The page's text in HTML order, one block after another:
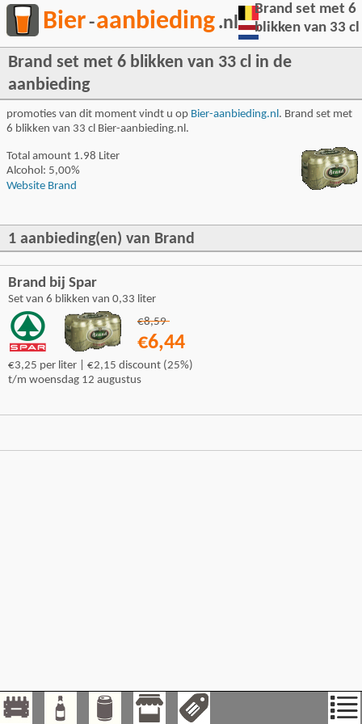
Bier-aanbieding .nl
Brand set met 6 blikken van 33 cl in de
aanbieding
promoties van dit moment vindt u op Bier-aanbieding.nl. Brand set met
6 blikken van 33 cl Bier-aanbieding.nl.
Brand set met 6
blikken van 33 cl
Total amount 1.98 Liter
Alcohol: 5,00%
Website Brand
1 aanbieding(en) van Brand
Brand bij Spar
Set van 6 blikken van 0,33 liter
€8,59
€6,44
€3,25 per liter | €2,15 discount (25%)
t/m woensdag 12 augustus